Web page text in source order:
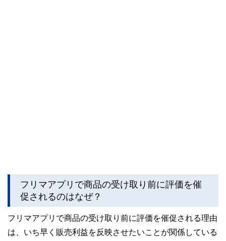
フリマアプリで商品の受け取り前に評価を催
促されるのはなぜ？
フリマアプリで商品の受け取り前に評価を催促される理由
は、いち早く販売利益を反映させたいことが関係している